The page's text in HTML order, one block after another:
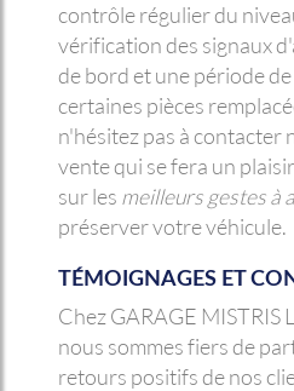
contrôle régulier du
vérification des signaux
de bord et une période
certaines pièces
n'hésitez pas à contacter
vente qui se fera un
sur les meilleurs gestes à
préserver votre véhicule.
TÉMOIGNAGES ET
Chez GARAGE MISTRIS
nous sommes fiers de
retours positifs de nos